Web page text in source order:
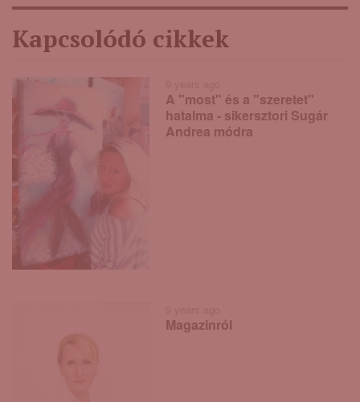
Kapcsolódó cikkek
A "most" és a "szeretet"
hatalma - sikersztori Sugár
Andrea módra
Magazinról